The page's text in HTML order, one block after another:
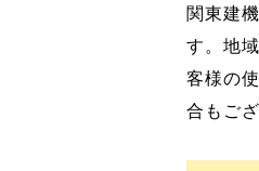
関東建
す。地
客様の
合もご